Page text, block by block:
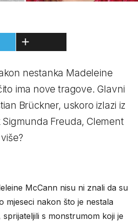
nestanka Madeleine
ima nove tragove. Glavni
Brückner, uskoro izlazi iz
Freuda, Clement
McCann nisu ni znali da su
mjeseci nakon što je nestala
sprijateljili s monstrumom koji je